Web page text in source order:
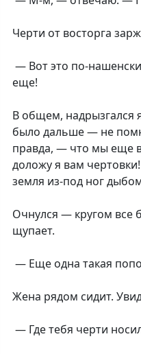
Черти от восторга
— Вот это по-
еще!
В общем, надрызгался
было дальше — не
правда, — что мы еще
доложу я вам
земля из-под ног
Очнулся — кругом все
щупает.
— Еще одна такая
Жена рядом сидит.
— Где тебя черти